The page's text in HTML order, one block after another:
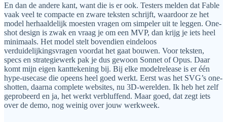
En dan de andere kant, want die is er ook. Testers melden dat Fable
vaak veel te compacte en zware teksten schrijft, waardoor ze het
model herhaaldelijk moesten vragen om simpeler uit te leggen. One-
shot design is zwak en vraag je om een MVP, dan krijg je iets heel
minimaals. Het model stelt bovendien eindeloos
verduidelijkingsvragen voordat het gaat bouwen. Voor teksten,
specs en strategiewerk pak je dus gewoon Sonnet of Opus. Daar
komt mijn eigen kanttekening bij. Bij elke modelrelease is er één
hype-usecase die opeens heel goed werkt. Eerst was het SVG’s one-
shotten, daarna complete websites, nu 3D-werelden. Ik heb het zelf
geprobeerd en ja, het werkt verbluffend. Maar goed, dat zegt iets
over de demo, nog weinig over jouw werkweek.